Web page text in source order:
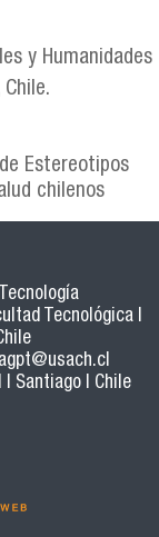
y Humanidades
Estereotipos
chilenos
Tecnológica |
| Santiago | Chile